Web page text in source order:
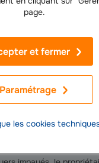
page.
Paramétrage
et fermer
les cookies
lors de la location
mentionnés. Il
qui en gardent un
quitte le logement, ce